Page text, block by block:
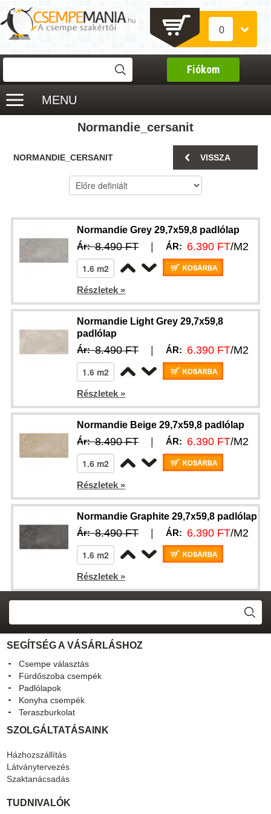
0
Fiókom
MENU
Normandie_cersanit
NORMANDIE_CERSANIT VISSZA
Normandie Grey 29,7x59,8 padlólap
Ár:8.490 FT|ÁR: 6.390 FT/M2
Részletek »
Normandie Light Grey 29,7x59,8
padlólap
Ár:8.490 FT|ÁR: 6.390 FT/M2
Részletek »
Normandie Beige 29,7x59,8 padlólap
Ár:8.490 FT|ÁR: 6.390 FT/M2
Részletek »
Normandie Graphite 29,7x59,8 padlólap
Ár:8.490 FT|ÁR: 6.390 FT/M2
Részletek »
SEGÍTSÉG A VÁSÁRLÁSHOZ
Csempe választás
Fürdőszoba csempék
Padlólapok
Konyha csempék
Teraszburkolat
SZOLGÁLTATÁSAINK
Házhozszállítás
Látványtervezés
Szaktanácsadás
TUDNIVALÓK